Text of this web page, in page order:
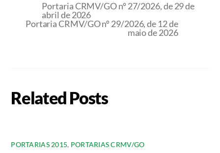
Portaria CRMV/GO nº 27/2026, de 29 de
abril de 2026
Portaria CRMV/GO nº 29/2026, de 12 de
maio de 2026
Related Posts
PORTARIAS 2015, PORTARIAS CRMV/GO